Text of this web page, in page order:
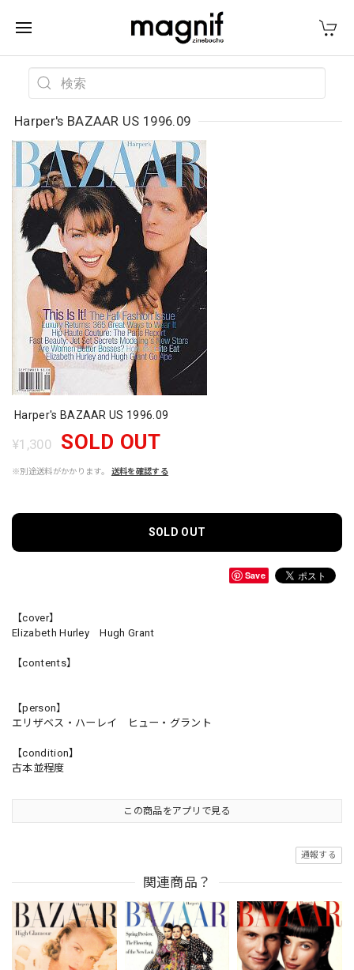
Harper's BAZAAR US 1996.09
Harper's BAZAAR US 1996.09
¥1,300 SOLD OUT
※別途送料がかかります。 送料を確認する
SOLD OUT
Save
【cover】
Elizabeth Hurley Hugh Grant
【contents】
【person】
エリザベス・ハーレイ ヒュー・グラント
【condition】
古本並程度
この商品をアプリで見る
通報する
関連商品？